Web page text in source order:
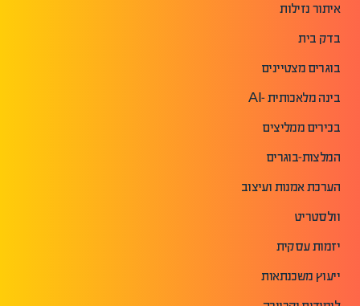
איתור נזילות
בדק בית
בוגרים מצטיינים
בינה מלאכותית -AI
בכירים ממליצים
המלצות-בוגרים
הערכת אמנות ועיצוב
וולסטריט
יזמות עסקית
ייעוץ משכנתאות